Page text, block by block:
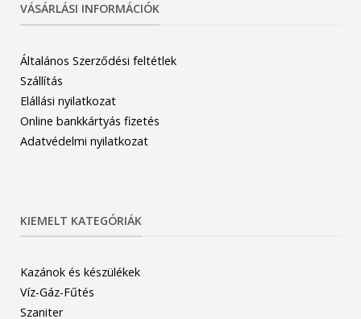
VÁSÁRLÁSI INFORMÁCIÓK
Általános Szerződési feltétlek
Szállítás
Elállási nyilatkozat
Online bankkártyás fizetés
Adatvédelmi nyilatkozat
KIEMELT KATEGÓRIÁK
Kazánok és készülékek
Víz-Gáz-Fűtés
Szaniter